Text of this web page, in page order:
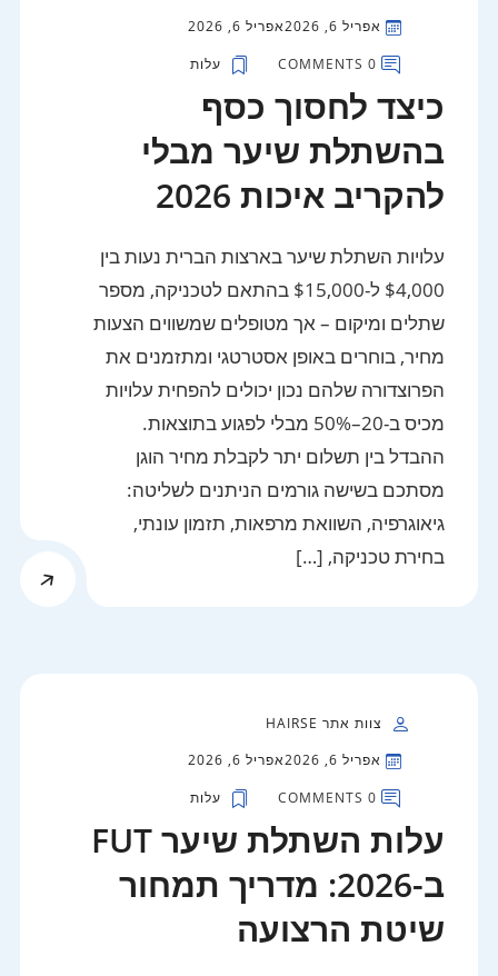
אפריל 6, 2026
אפריל 6, 2026
0 COMMENTS
עלות
כיצד לחסוך כסף
בהשתלת שיער מבלי
להקריב איכות 2026
עלויות השתלת שיער בארצות הברית נעות בין
$4,000 ל-$15,000 בהתאם לטכניקה, מספר
שתלים ומיקום – אך מטופלים שמשווים הצעות
מחיר, בוחרים באופן אסטרטגי ומתזמנים את
הפרוצדורה שלהם נכון יכולים להפחית עלויות
מכיס ב-20–50% מבלי לפגוע בתוצאות.
ההבדל בין תשלום יתר לקבלת מחיר הוגן
מסתכם בשישה גורמים הניתנים לשליטה:
גיאוגרפיה, השוואת מרפאות, תזמון עונתי,
בחירת טכניקה, […]
צוות אתר HAIRSE
אפריל 6, 2026
אפריל 6, 2026
0 COMMENTS
עלות
עלות השתלת שיער FUT
ב-2026: מדריך תמחור
שיטת הרצועה